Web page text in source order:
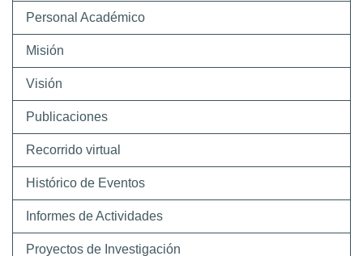
Personal Académico
Misión
Visión
Publicaciones
Recorrido virtual
Histórico de Eventos
Informes de Actividades
Proyectos de Investigación